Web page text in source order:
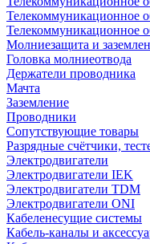
Телекоммуникационное
Телекоммуникационное
Молниезащита и
Головка молниеотвода
Держатели проводника
Мачта
Заземление
Проводники
Сопутствующие товары
Разрядные счётчики,
Электродвигатели
Электродвигатели IEK
Электродвигатели TDM
Электродвигатели ONI
Кабеленесущие системы
Кабель-каналы и